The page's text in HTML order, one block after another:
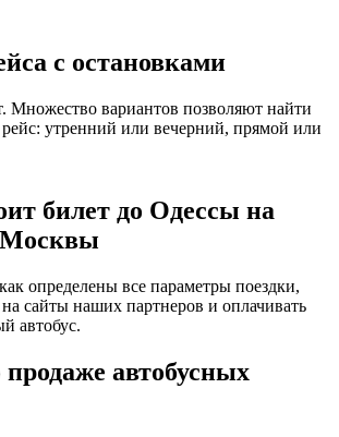
с остановками
Множество вариантов позволяют найти
утренний или вечерний, прямой или
билет до Одессы на
Москвы
определены все параметры поездки,
сайты наших партнеров и оплачивать
автобус.
автобусных